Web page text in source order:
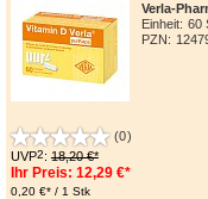
Verla-
Einheit: 60
PZN:
(0)
UVP2: 18,20 €*
Ihr Preis: 12,29 €*
0,20 €* / 1 Stk